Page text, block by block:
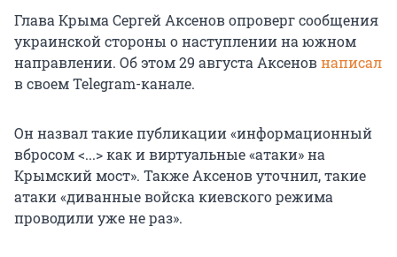
Глава Крыма Сергей Аксенов опроверг сообщения
украинской стороны о наступлении на южном
направлении. Об этом 29 августа Аксеновнаписал
в своем Telegram-канале.
Он назвал такие публикации «информационный
вбросом <...> как и виртуальные «атаки» на
Крымский мост». Также Аксенов уточнил, такие
атаки «диванные войска киевского режима
проводили уже не раз».